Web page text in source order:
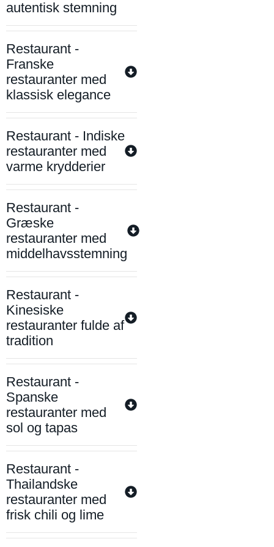
autentisk stemning
Restaurant -
Franske
restauranter med
klassisk elegance
Restaurant - Indiske
restauranter med
varme krydderier
Restaurant -
Græske
restauranter med
middelhavsstemning
Restaurant -
Kinesiske
restauranter fulde af
tradition
Restaurant -
Spanske
restauranter med
sol og tapas
Restaurant -
Thailandske
restauranter med
frisk chili og lime